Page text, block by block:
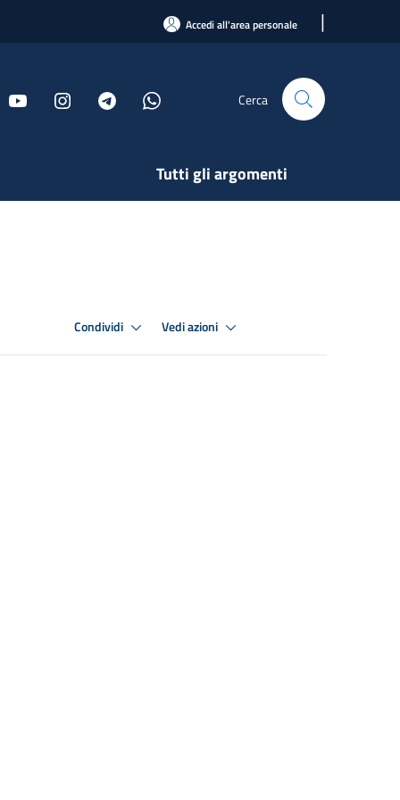
Accedi all'area personale |
Cerca
Tutti gli argomenti
Condividi Vedi azioni